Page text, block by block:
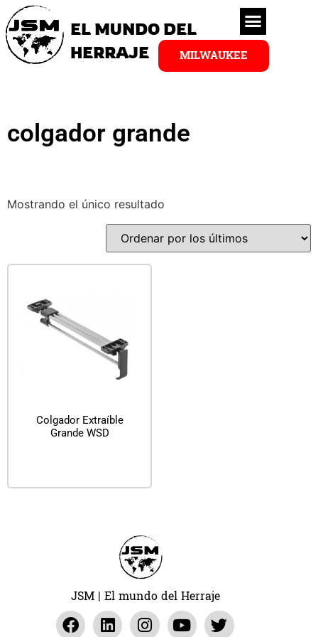
EL MUNDO DEL
HERRAJE
MILWAUKEE
colgador grande
Mostrando el único resultado
Colgador Extraíble
Grande WSD
JSM | El mundo del Herraje